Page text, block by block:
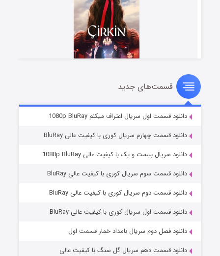
سریال زشت
قسمت۲ (زیرنویس) منتشر شد
مردگان متحرک: شهر مرده ۳
قسمت۲ (زیرنویس) منتشر شد
قسمت‌های جدید
دانلود قسمت اول سریال اعتراف میکنم 1080p BluRay
دانلود قسمت چهارم سریال کوری با کیفیت عالی BluRay
دانلود سریال بیست و یک با کیفیت عالی 1080p BluRay
دانلود قسمت سوم سریال کوری با کیفیت عالی BluRay
دانلود قسمت دوم سریال کوری با کیفیت عالی BluRay
دانلود قسمت اول سریال کوری با کیفیت عالی BluRay
دانلود فصل دوم سریال بامداد خمار قسمت اول
دانلود قسمت دهم سریال گل سنگ با کیفیت عالی